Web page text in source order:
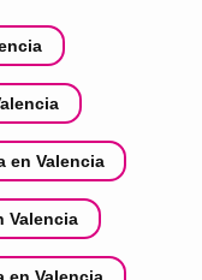
en Valencia
Valencia
en Valencia